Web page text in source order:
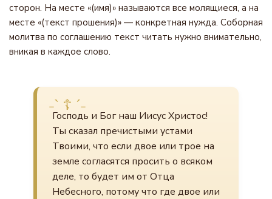
сторон. На месте «(имя)» называются все молящиеся, а на
месте «(текст прошения)» — конкретная нужда. Соборная
молитва по соглашению текст читать нужно внимательно,
вникая в каждое слово.
Господь и Бог наш Иисус Христос!
Ты сказал пречистыми устами
Твоими, что если двое или трое на
земле согласятся просить о всяком
деле, то будет им от Отца
Небесного, потому что где двое или